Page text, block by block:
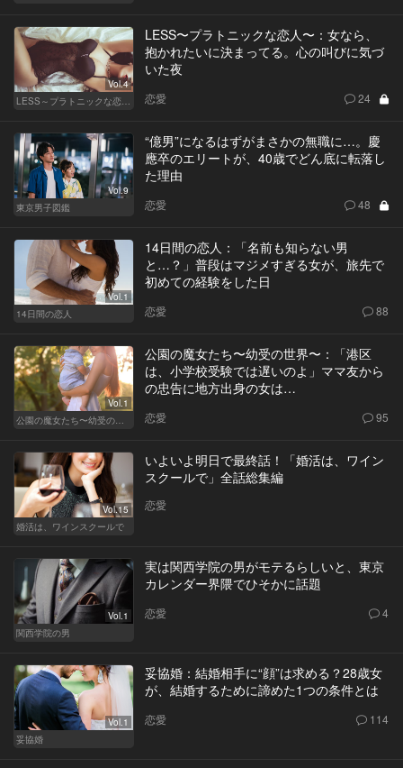
Vol.4
LESS〜プラトニックな恋人〜：女なら、
抱かれたいに決まってる。心の叫びに気づ
いた夜
恋愛 24
Vol.9
東京男子図鑑
“億男”になるはずがまさかの無職に…。慶
應卒のエリートが、40歳でどん底に転落し
た理由
恋愛 48
Vol.1
14日間の恋人
14日間の恋人：「名前も知らない男
と…？」普段はマジメすぎる女が、旅先で
初めての経験をした日
恋愛 88
Vol.1
公園の魔女たち〜幼受の世界〜：「港区
は、小学校受験では遅いのよ」ママ友から
の忠告に地方出身の女は…
恋愛 95
Vol.15
婚活は、ワインスクールで
いよいよ明日で最終話！「婚活は、ワイン
スクールで」全話総集編
恋愛
Vol.1
関西学院の男
実は関西学院の男がモテるらしいと、東京
カレンダー界隈でひそかに話題
恋愛 4
Vol.1
妥協婚
妥協婚：結婚相手に“顔”は求める？28歳女
が、結婚するために諦めた1つの条件とは
恋愛 114